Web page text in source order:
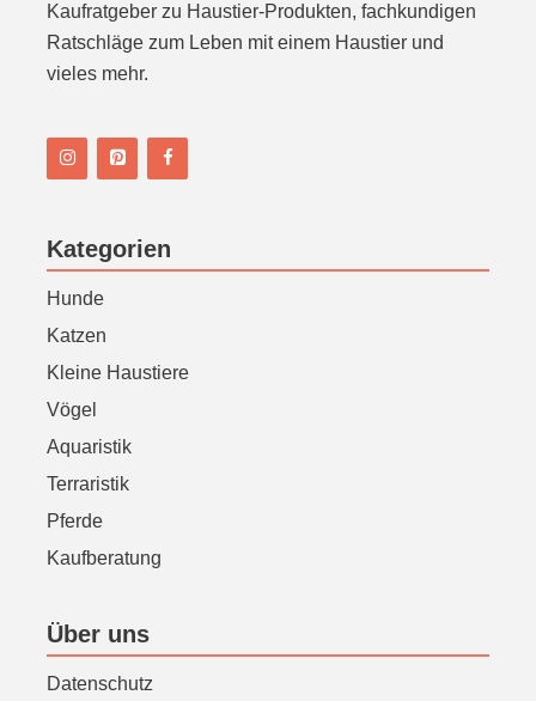
Kaufratgeber zu Haustier-Produkten, fachkundigen
Ratschläge zum Leben mit einem Haustier und
vieles mehr.
Kategorien
Hunde
Katzen
Kleine Haustiere
Vögel
Aquaristik
Terraristik
Pferde
Kaufberatung
Über uns
Datenschutz